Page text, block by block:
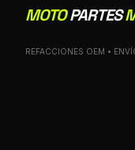
MOTOPARTES
REFACCIONES OEM •